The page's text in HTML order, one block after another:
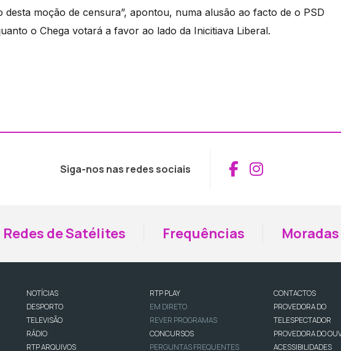
desta moção de censura”, apontou, numa alusão ao facto de o PSD
o Chega votará a favor ao lado da Inicitiava Liberal.
Siga-nos nas redes sociais Aceder ao
Aceder ao
Redes de Satélites Frequências
NOTÍCIAS
DESPORTO
TELEVISÃO
RÁDIO
RTP ARQUIVOS
RTP PLAY
EM DIRETO
REVER PROGRAMAS
CONCURSOS
PERGUNTAS FREQUENTES
CONTACTOS
PROVEDORA DO
TELESPECTADOR
PROVEDORA DO
ACESSIBILIDADES